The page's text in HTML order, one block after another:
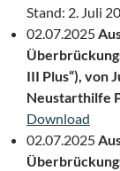
Stand: 2. Juli
02.07.2025
III Plus“), von
Neustarthilfe
Download
02.07.2025